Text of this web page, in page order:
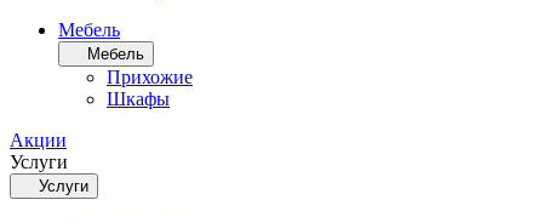
Мебель
Мебель
Прихожие
Шкафы
Акции
Услуги
Услуги